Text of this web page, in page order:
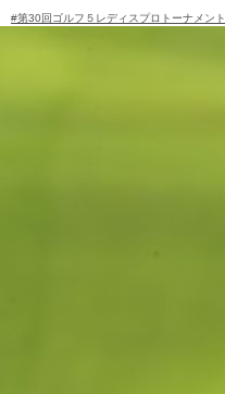
#第30回ゴルフ５レディスプロトーナメント